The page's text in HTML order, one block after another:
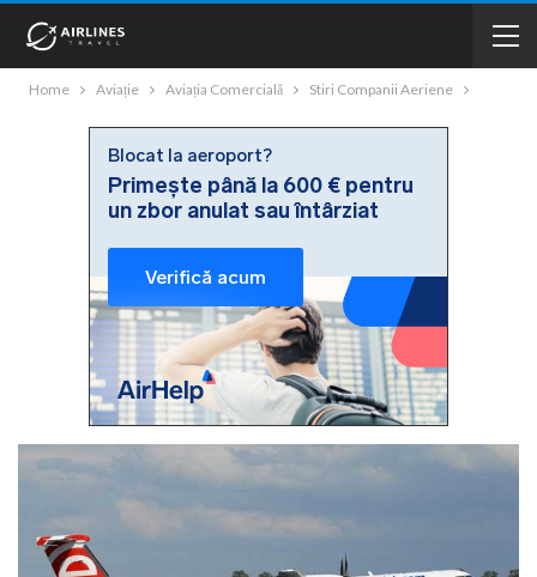
Home Aviație Aviația Comercială Stiri Companii Aeriene